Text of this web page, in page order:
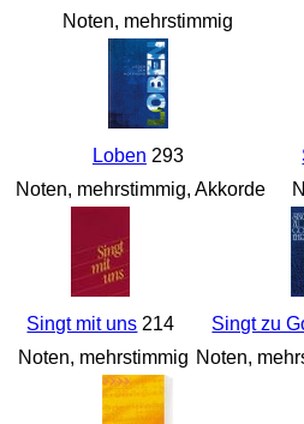
Noten, mehrstimmig
Loben 293
Noten, mehrstimmig, Akkorde
Singt mit uns 214
Noten, mehrstimmig
Singt zu
Noten,